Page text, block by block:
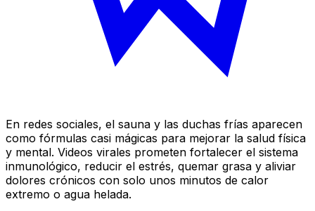
En redes sociales, el sauna y las duchas frías aparecen
como fórmulas casi mágicas para mejorar la salud física
y mental. Videos virales prometen fortalecer el sistema
inmunológico, reducir el estrés, quemar grasa y aliviar
dolores crónicos con solo unos minutos de calor
extremo o agua helada.